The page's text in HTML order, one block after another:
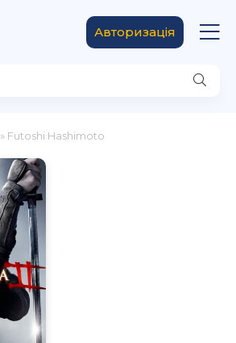
Авторизація
» Futoshi Hashimoto